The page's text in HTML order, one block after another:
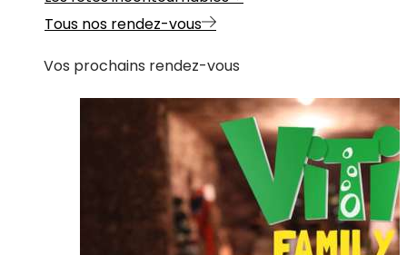
Tous nos rendez-vous
Vos prochains rendez-vous